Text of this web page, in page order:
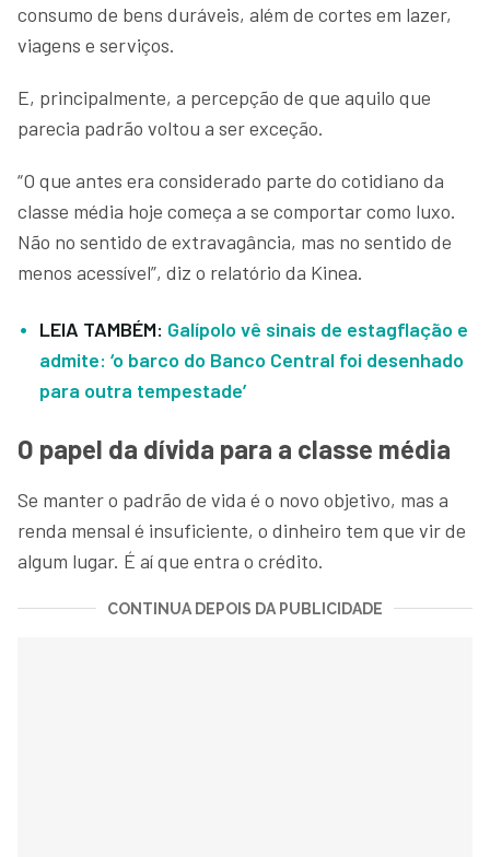
consumo de bens duráveis, além de cortes em lazer,
viagens e serviços.
E, principalmente, a percepção de que aquilo que
parecia padrão voltou a ser exceção.
“O que antes era considerado parte do cotidiano da
classe média hoje começa a se comportar como luxo.
Não no sentido de extravagância, mas no sentido de
menos acessível”, diz o relatório da Kinea.
LEIA TAMBÉM: Galípolo vê sinais de estagflação e
admite: ‘o barco do Banco Central foi desenhado
para outra tempestade’
O papel da dívida para a classe média
Se manter o padrão de vida é o novo objetivo, mas a
renda mensal é insuficiente, o dinheiro tem que vir de
algum lugar. É aí que entra o crédito.
CONTINUA DEPOIS DA PUBLICIDADE